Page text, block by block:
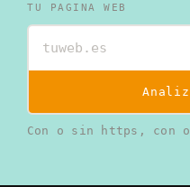
TU PAGINA WEB
Con o sin https, con